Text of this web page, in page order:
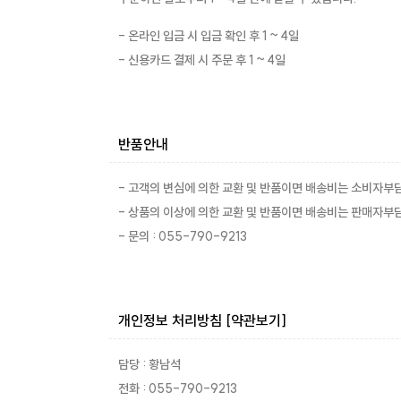
- 온라인 입금 시 입금 확인 후 1 ~ 4일
- 신용카드 결제 시 주문 후 1 ~ 4일
반품안내
- 고객의 변심에 의한 교환 및 반품이면 배송비는 소비자부
- 상품의 이상에 의한 교환 및 반품이면 배송비는 판매자부
- 문의 : 055-790-9213
개인정보 처리방침 [약관보기]
담당 : 황남석
전화 : 055-790-9213